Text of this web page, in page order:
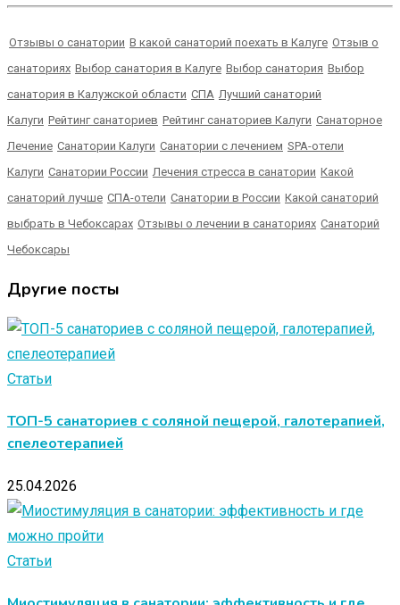
Отзывы о санатории В какой санаторий поехать в Калуге Отзыв о
санаториях Выбор санатория в Калуге Выбор санатория Выбор
санатория в Калужской области СПА Лучший санаторий
Калуги Рейтинг санаториев Рейтинг санаториев Калуги Санаторное
Лечение Санатории Калуги Санатории с лечением SPA-отели
Калуги Санатории России Лечения стресса в санатории Какой
санаторий лучше СПА-отели Санатории в России Какой санаторий
выбрать в Чебоксарах Отзывы о лечении в санаториях Санаторий
Чебоксары
Другие посты
Статьи
ТОП-5 санаториев с соляной пещерой, галотерапией,
спелеотерапией
25.04.2026
Статьи